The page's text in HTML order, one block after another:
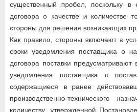
существенный пробел, поскольку в
договора о качестве и количестве
стороны для решения возникающих
Как правило, стороны включают в
сроки уведомления поставщика о
договора поставки
уведомления поставщика о
содержащиеся в ранее
производственно-технического
количеству, утвержденной